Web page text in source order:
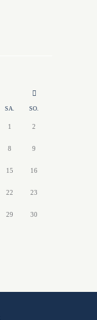
SA. SO.
1 2
8 9
15 16
22 23
29 30